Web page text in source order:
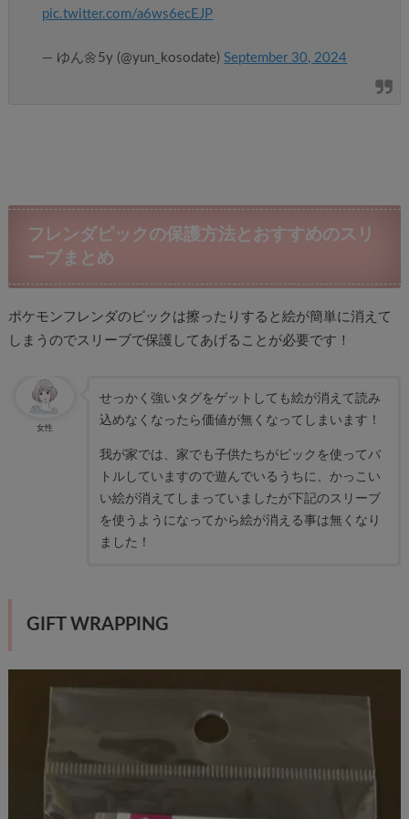
pic.twitter.com/a6ws6ecEJP
— ゆん🌼5y (@yun_kosodate)September 30, 2024
フレンダピックの保護方法とおすすめのスリ
ーブまとめ
ポケモンフレンダのピックは擦ったりすると絵が簡単に消えて
しまうのでスリーブで保護してあげることが必要です！
女性
せっかく強いタグをゲットしても絵が消えて読み
込めなくなったら価値が無くなってしまいます！
我が家では、家でも子供たちがピックを使ってバ
トルしていますので遊んでいるうちに、かっこい
い絵が消えてしまっていましたが下記のスリーブ
を使うようになってから絵が消える事は無くなり
ました！
GIFT WRAPPING